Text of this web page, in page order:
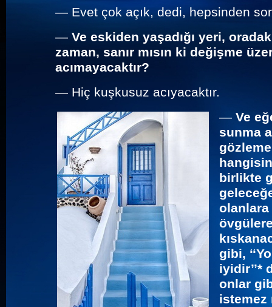
— Evet çok açık, dedi, hepsinden
— Ve eskiden yaşadığı yeri,
zaman, sanır mısın ki değişme
acımayacaktır?
— Hiç kuşkusuz acıyacaktır.
— Ve
sunma
birlikte
olanlara
gibi,
iyidir’’*
onlar
istemez